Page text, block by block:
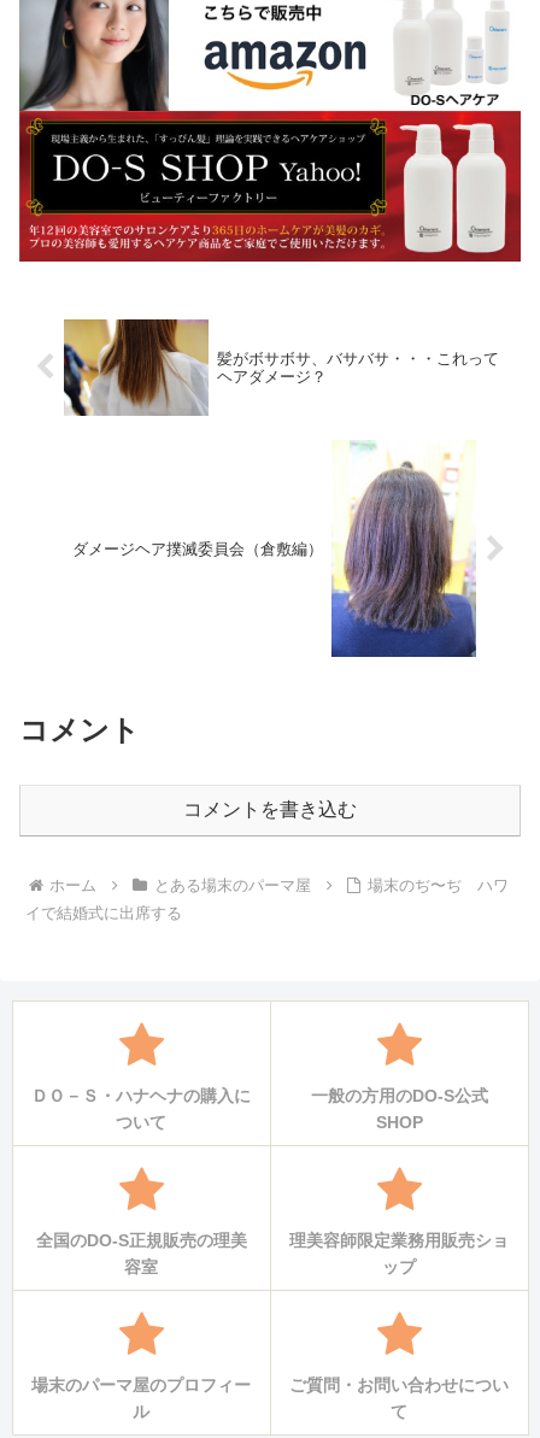
髪がボサボサ、バサバサ・・・これって
ヘアダメージ？
ダメージヘア撲滅委員会（倉敷編）
コメント
コメントを書き込む
ホーム とある場末のパーマ屋
場末のぢ〜ぢ ハワ
イで結婚式に出席する
ＤＯ－Ｓ・ハナヘナの購入に
ついて
一般の方用のDO-S公式
SHOP
全国のDO-S正規販売の理美
容室
理美容師限定業務用販売ショ
ップ
場末のパーマ屋のプロフィー
ル
ご質問・お問い合わせについ
て